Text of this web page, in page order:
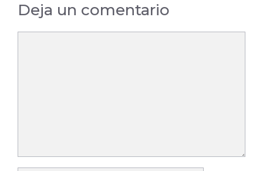
Deja un comentario